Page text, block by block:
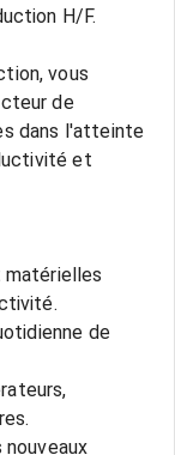
H/F.
vous
de
dans l'atteinte
et
matérielles
de